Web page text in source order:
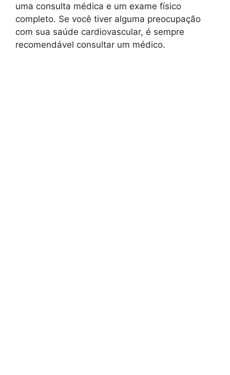
uma consulta médica e um exame físico
completo. Se você tiver alguma preocupação
com sua saúde cardiovascular, é sempre
recomendável consultar um médico.